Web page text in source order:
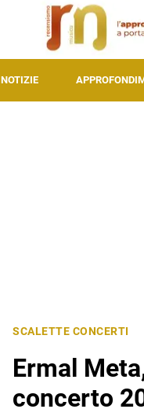
NOTIZIE
SCALETTE CONCERTI
Ermal
concerto